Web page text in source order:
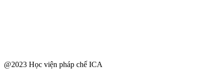
@2023 Học viện pháp chế ICA